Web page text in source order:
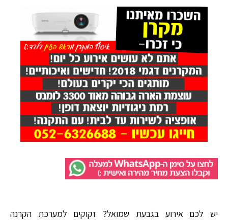
יש לכם אירוע בגבעת שמואל? זקוקים למערכת הקרנה